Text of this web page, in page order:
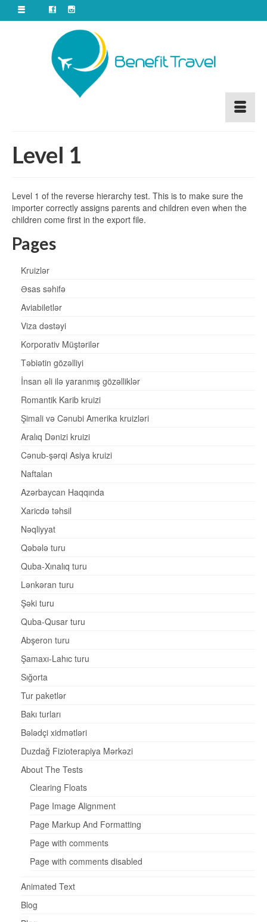
Level 1
Level 1 of the reverse hierarchy test. This is to make sure the
importer correctly assigns parents and children even when the
children come first in the export file.
Pages
Kruizlər
Əsas səhifə
Aviabiletlər
Viza dəstəyi
Korporativ Müştərilər
Təbiətin gözəlliyi
İnsan əli ilə yaranmış gözəlliklər
Romantik Karib kruizi
Şimali və Cənubi Amerika kruizləri
Aralıq Dənizi kruizi
Cənub-şərqi Asiya kruizi
Naftalan
Azərbaycan Haqqında
Xaricdə təhsil
Nəqliyyat
Qəbələ turu
Quba-Xınalıq turu
Lənkəran turu
Şəki turu
Quba-Qusar turu
Abşeron turu
Şamaxı-Lahıc turu
Sığorta
Tur paketlər
Bakı turları
Bələdçi xidmətləri
Duzdağ Fizioterapiya Mərkəzi
About The Tests
Clearing Floats
Page Image Alignment
Page Markup And Formatting
Page with comments
Page with comments disabled
Animated Text
Blog